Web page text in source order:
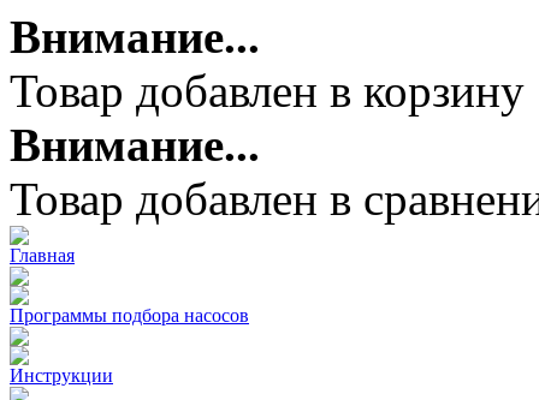
Внимание...
Товар добавлен в корзину
Внимание...
Товар добавлен в
Главная
Программы подбора насосов
Инструкции